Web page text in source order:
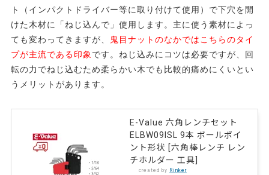
ト（インパクトドライバー等に取り付けて使用）で下穴を開
けた木材に「ねじ込んで」使用します。主に使う素材によっ
ても変わってきますが、
鬼目ナットのなかではこちらのタイ
プが主流である印象 です。ねじ込みにコツは必要ですが、回
転の力でねじ込むため柔らかい木でも比較的痛めにくいとい
うメリットがあります。
E-Value 六角レンチセット
ELBW09ISL 9本 ボールポイ
ント形状 [六角棒レンチ レン
チホルダー 工具]
created by Rinker